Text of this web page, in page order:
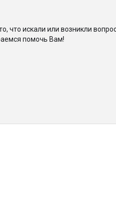
что искали или возникли
помочь Вам!